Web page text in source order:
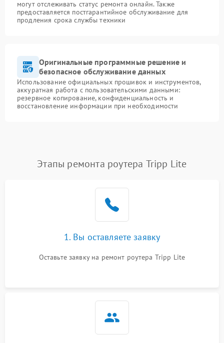
могут отслеживать статус ремонта онлайн. Также
предоставляется постгарантийное обслуживание для
продления срока службы техники
Оригинальные программные решение и
безопасное обслуживание данных
Использование официальных прошивок и инструментов,
аккуратная работа с пользовательскими данными:
резервное копирование, конфиденциальность и
восстановление информации при необходимости
Этапы ремонта роутера Tripp Lite
1. Вы оставляете заявку
Оставьте заявку на ремонт роутера Tripp Lite